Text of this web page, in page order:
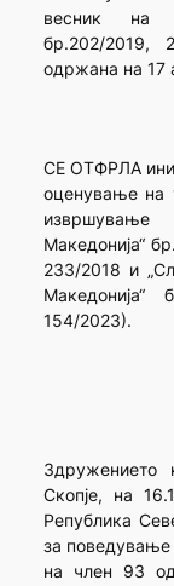
весник на
бр.202/2019,
одржана на 17
СЕ ОТФРЛА
оценување на
извршување
Македонија“
233/2018 и
154/2023).
Здружението
Скопје, на
Република
за поведување
на член 93